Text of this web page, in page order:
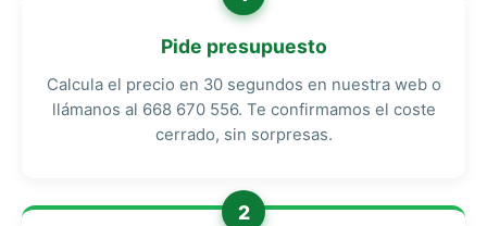
Pide presupuesto
Calcula el precio en 30 segundos en nuestra web o
llámanos al 668 670 556. Te confirmamos el coste
cerrado, sin sorpresas.
2